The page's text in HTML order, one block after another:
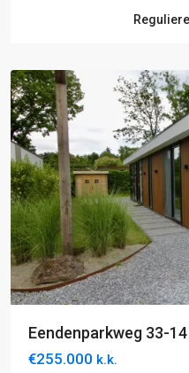
Eendenparkweg 33-
€255.000 k.k.